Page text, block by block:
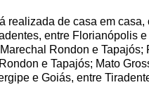
realizada de casa em
entre Florianópolis
Rondon e
e Tapajós; Mato
e Goiás, entre